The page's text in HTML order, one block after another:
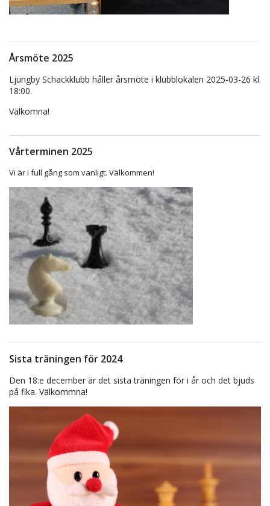
Årsmöte 2025
Ljungby Schackklubb håller årsmöte i klubblokalen 2025-03-26 kl.
18:00.
Välkomna!
Vårterminen 2025
Vi är i full gång som vanligt. Välkommen!
Sista träningen för 2024
Den 18:e december är det sista träningen för i år och det bjuds
på fika. Välkommna!